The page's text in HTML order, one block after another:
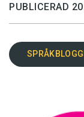
PUBLICERAD